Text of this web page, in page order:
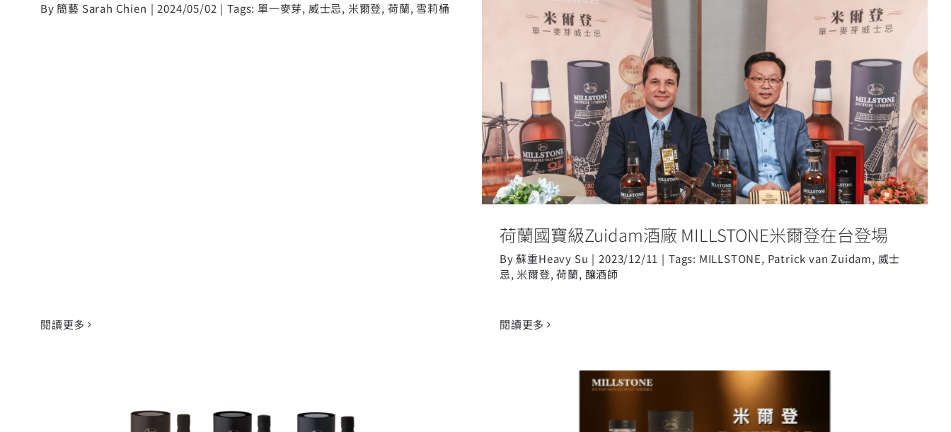
By簡藝 Sarah Chien | 2024/05/02 | Tags:單一麥芽, 威士忌, 米爾登, 荷蘭, 雪莉桶
閱讀更多
荷蘭國寶級Zuidam酒廠 MILLSTONE米爾登在台登
荷蘭國寶級Zuidam酒廠 MILLSTONE米爾登在台登場
By蘇重Heavy Su | 2023/12/11 | Tags: MILLSTONE, Patrick van Zuidam, 威士
忌, 米爾登,荷蘭, 釀酒師
閱讀更多